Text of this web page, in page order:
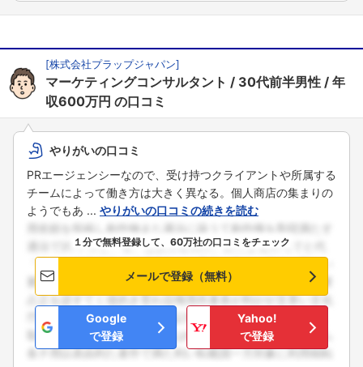
[株式会社プラップジャパン]
マーケティングコンサルタント 30代前半男性
年
収600万円 の口コミ
やりがいの口コミ
PRエージェンシーなので、受け持つクライアントや所属する
チームによって働き方は大きく異なる。個人商店の集まりの
ようでもあ ... やりがいの口コミの続きを読む
１分で無料登録して、60万社の口コミをチェック
メールで登録（無料）
Google
で登録
Yahoo!
で登録